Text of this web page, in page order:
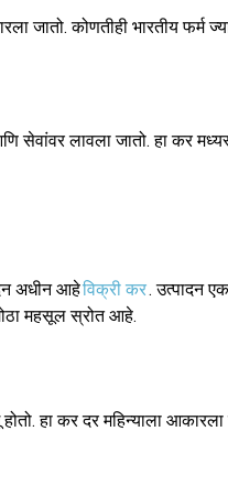
जातो. कोणतीही भारतीय
सेवांवर लावला जातो. हा कर
अधीन आहेविक्री कर. उत्पादन
महसूल स्रोत आहे.
हा कर दर महिन्याला आकारला